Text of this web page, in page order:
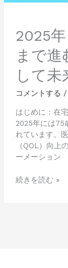
2025
まで進
して未
コメントする /
はじめに：在
2025年には75
れています。
（QOL）向上
ーメーション
で
現
状
と
課
題、
そ
て
未
来
へ
望
続きを読む »